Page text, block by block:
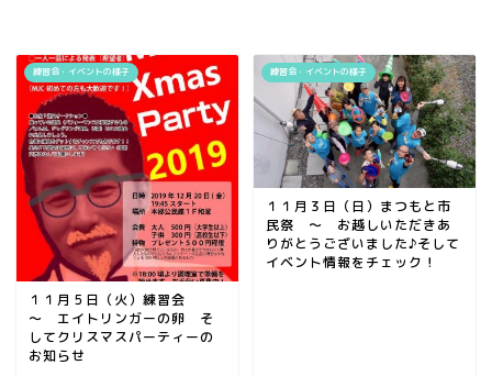
練習会・イベントの様子
１１月５日（火）練習会
～ エイトリンガーの卵 そ
してクリスマスパーティーの
お知らせ
練習会・イベントの様子
１１月３日（日）まつもと市
民祭 ～ お越しいただきあ
りがとうございました♪そして
イベント情報をチェック！